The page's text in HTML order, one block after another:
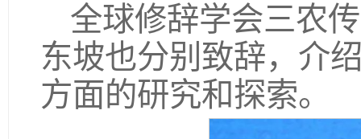
全球修辞学会三农
东坡也分别致辞，介
方面的研究和探索。